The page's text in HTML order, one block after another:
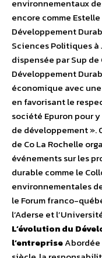
environnementaux
encore comme
Développement
Sciences Politiques
dispensée par Sup de
Développement
économique avec
en favorisant le
société Epuron pour
de développement ».
de Co La Rochelle
événements sur les
durable comme le
environnementales
le Forum franco-
l’Aderse et
L’évolution du
l’entrepriseAbordée